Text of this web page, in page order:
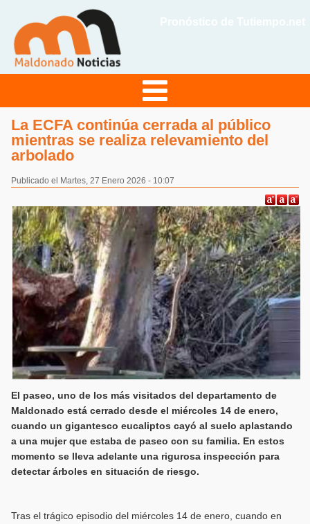
La ECFA continúa cerrada al público
mientras se realiza relevamiento del
arbolado
Publicado el Martes, 27 Enero 2026 - 10:07
El paseo, uno de los más visitados del departamento de
Maldonado está cerrado desde el miércoles 14 de enero,
cuando un gigantesco eucaliptos cayó al suelo aplastando
a una mujer que estaba de paseo con su familia. En estos
momento se lleva adelante una rigurosa inspección para
detectar árboles en situación de riesgo.
Tras el trágico episodio del miércoles 14 de enero, cuando en